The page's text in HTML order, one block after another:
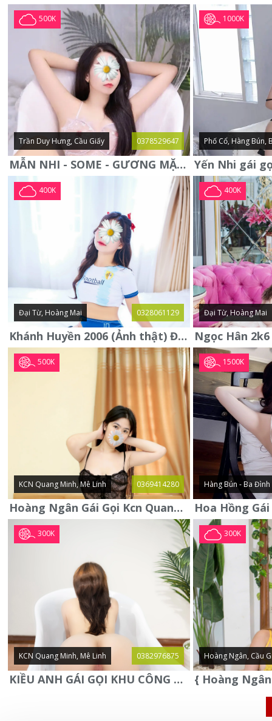
500K
Trần Duy Hưng, Cầu Giấy 0378529647
MẪN NHI - SOME - GƯƠNG MẶT XINH XẮN -CỰC CHIỀU KHÁCH
1000K
Phố Cổ, Hàng Bún,
400K
Đại Từ, Hoàng Mai 0328061129
Khánh Huyền 2006 (Ảnh thật) Đại từ - Hoàng Mai
400K
Đại Từ, Hoàng Mai
500K
KCN Quang Minh, Mê Linh 0369414280
Hoàng Ngân Gái Gọi Kcn Quang Minh - Mê Linh . Hàng Vip Lần Đầu
1500K
Hàng Bún - Ba Đình
300K
KCN Quang Minh, Mê Linh 0382976875
KIỀU ANH GÁI GỌI KHU CÔNG NGHIỆP QUANG MINH - MÊ LINH
300K
Hoàng Ngân, Cầu